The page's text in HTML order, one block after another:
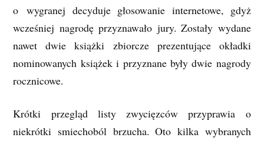
o wygranej decyduje głosowanie internetowe, gdyż
wcześniej nagrodę przyznawało jury. Zostały wydane
nawet dwie książki zbiorcze prezentujące okładki
nominowanych książek i przyznane były dwie nagrody
rocznicowe.
Krótki przegląd listy zwycięzców przyprawia o
niekrótki smiechoból brzucha. Oto kilka wybranych